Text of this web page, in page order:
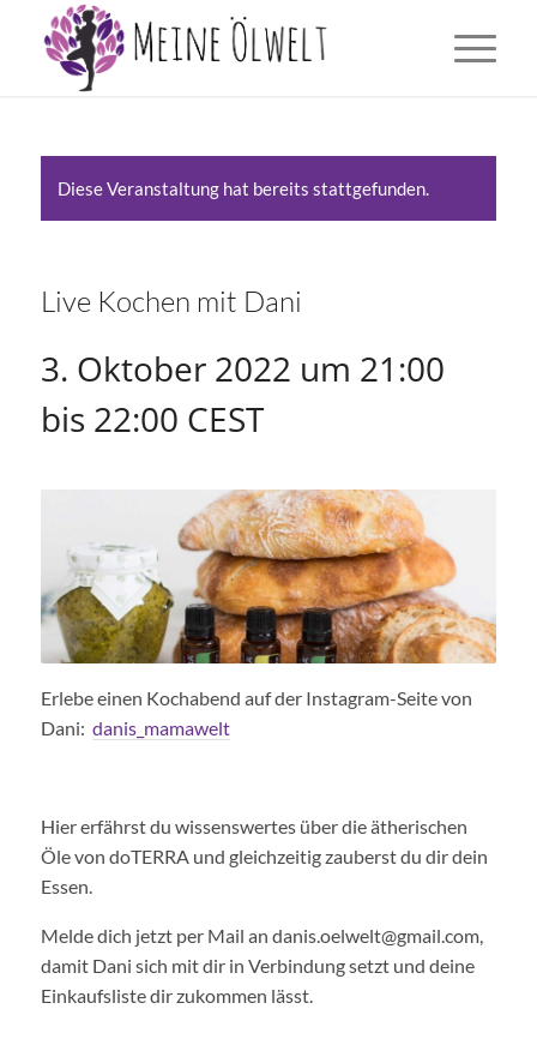
Diese Veranstaltung hat bereits stattgefunden.
Live Kochen mit Dani
3. Oktober 2022 um 21:00
bis 22:00 CEST
Erlebe einen Kochabend auf der Instagram-Seite von
Dani: danis_mamawelt
Hier erfährst du wissenswertes über die ätherischen
Öle von doTERRA und gleichzeitig zauberst du dir dein
Essen.
Melde dich jetzt per Mail an danis.oelwelt@gmail.com,
damit Dani sich mit dir in Verbindung setzt und deine
Einkaufsliste dir zukommen lässt.